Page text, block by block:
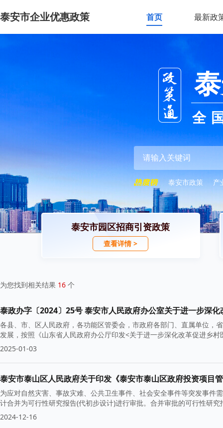
泰安市企业优惠政策 首页 最新政
全
泰安市政策 产
泰安市园区招商引资政策
查看详情 >
为您找到相关结果 16 个
泰政办字〔2024〕25号 泰安市人民政府办公室关于进一步深
各县、市、区人民政府，各功能区管委会，市政府各部门、直属单位，
发展，按照《山东省人民政府办公厅印发<关于进一步深化改革促进乡
2025-01-03
泰安市泰山区人民政府关于印发《泰安市泰山区政府投资项目
为应对自然灾害、事故灾难、公共卫生事件、社会安全事件等突发事件
计合并为可行性研究报告(代初步设计)进行审批。合并审批的可行性研
2024-12-16